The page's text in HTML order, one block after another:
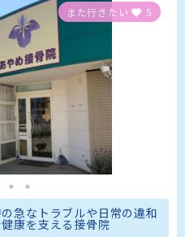
また行きたい 5
急なトラブルや日常の違和
康を支える接骨院